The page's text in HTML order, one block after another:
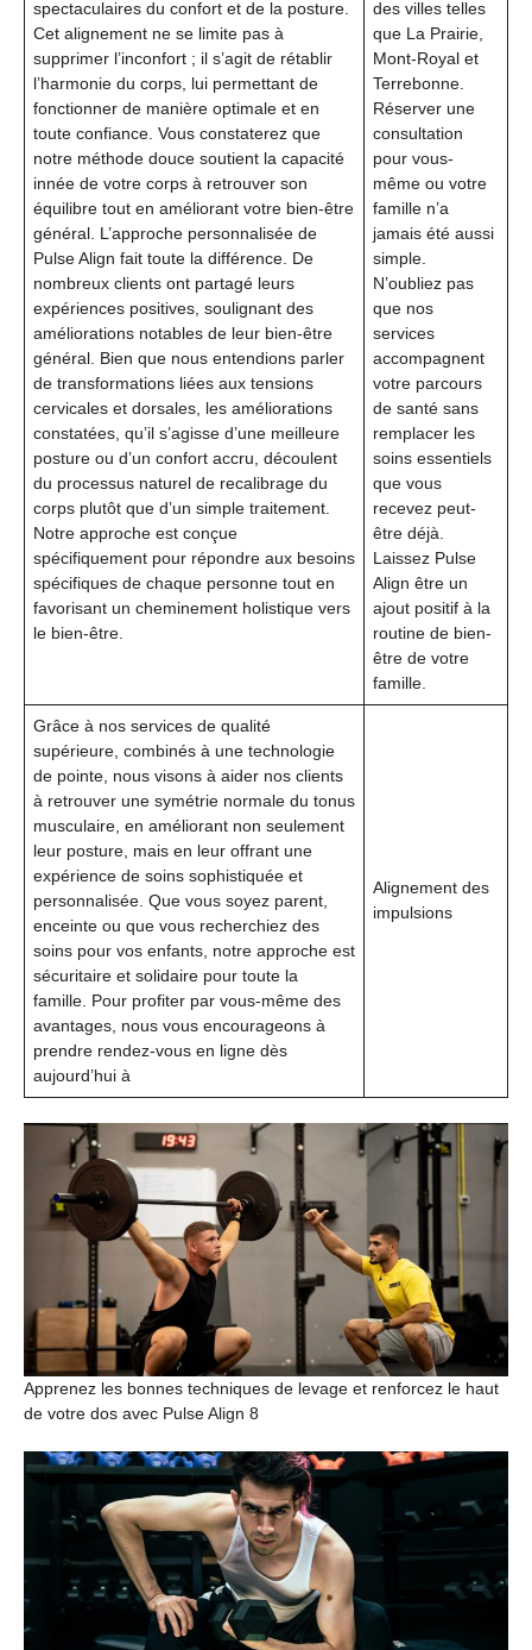
spectaculaires du confort et de la posture.
Cet alignement ne se limite pas à
supprimer l’inconfort ; il s’agit de rétablir
l’harmonie du corps, lui permettant de
fonctionner de manière optimale et en
toute confiance. Vous constaterez que
notre méthode douce soutient la capacité
innée de votre corps à retrouver son
équilibre tout en améliorant votre bien-être
général. L’approche personnalisée de
Pulse Align fait toute la différence. De
nombreux clients ont partagé leurs
expériences positives, soulignant des
améliorations notables de leur bien-être
général. Bien que nous entendions parler
de transformations liées aux tensions
cervicales et dorsales, les améliorations
constatées, qu’il s’agisse d’une meilleure
posture ou d’un confort accru, découlent
du processus naturel de recalibrage du
corps plutôt que d’un simple traitement.
Notre approche est conçue
spécifiquement pour répondre aux besoins
spécifiques de chaque personne tout en
favorisant un cheminement holistique vers
le bien-être.
des villes telles
que La Prairie,
Mont-Royal et
Terrebonne.
Réserver une
consultation
pour vous-
même ou votre
famille n’a
jamais été aussi
simple.
N’oubliez pas
que nos
services
accompagnent
votre parcours
de santé sans
remplacer les
soins essentiels
que vous
recevez peut-
être déjà.
Laissez Pulse
Align être un
ajout positif à la
routine de bien-
être de votre
famille.
Grâce à nos services de qualité
supérieure, combinés à une technologie
de pointe, nous visons à aider nos clients
à retrouver une symétrie normale du tonus
musculaire, en améliorant non seulement
leur posture, mais en leur offrant une
expérience de soins sophistiquée et
personnalisée. Que vous soyez parent,
enceinte ou que vous recherchiez des
soins pour vos enfants, notre approche est
sécuritaire et solidaire pour toute la
famille. Pour profiter par vous-même des
avantages, nous vous encourageons à
prendre rendez-vous en ligne dès
aujourd’hui à
Alignement des
impulsions
Apprenez les bonnes techniques de levage et renforcez le haut
de votre dos avec Pulse Align 8